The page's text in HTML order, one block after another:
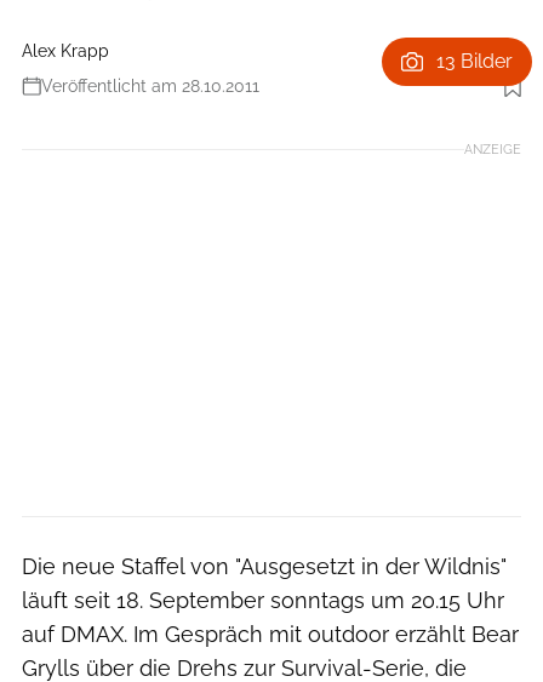
Alex Krapp
Veröffentlicht am 28.10.2011
Foto: Discovery Channel
13 Bilder
ANZEIGE
Die neue Staffel von "Ausgesetzt in der Wildnis"
läuft seit 18. September sonntags um 20.15 Uhr
auf DMAX. Im Gespräch mit outdoor erzählt Bear
Grylls über die Drehs zur Survival-Serie, die